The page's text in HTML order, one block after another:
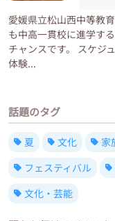
愛媛県立松山西中等教
も中高一貫校に進学す
チャンスです。 スケジ
体験...
話題のタグ
夏 文化 家
フェスティバル
文化・芸能